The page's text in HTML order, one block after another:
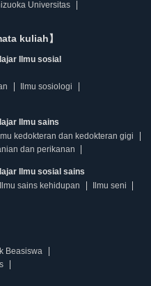
Universitas
kuliah】
Ilmu sosial
Ilmu sosiologi
Ilmu sains
Ilmu kedokteran dan kedokteran gigi
dan perikanan
Ilmu sosial sains
Ilmu sains kehidupan
Ilmu seni
Beasiswa